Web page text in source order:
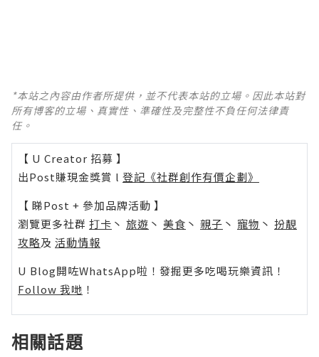
*本站之內容由作者所提供，並不代表本站的立場。因此本站對
所有博客的立場、真實性、準確性及完整性不負任何法律責
任。
【 U Creator 招募 】
出Post賺現金獎賞 l 登記《社群創作有價企劃》
【 睇Post + 參加品牌活動 】
瀏覽更多社群 打卡 丶 旅遊 丶 美食 丶 親子 丶 寵物 丶 扮靚
攻略及 活動情報
U Blog開咗WhatsApp啦！發掘更多吃喝玩樂資訊！
Follow 我哋 ！
相關話題